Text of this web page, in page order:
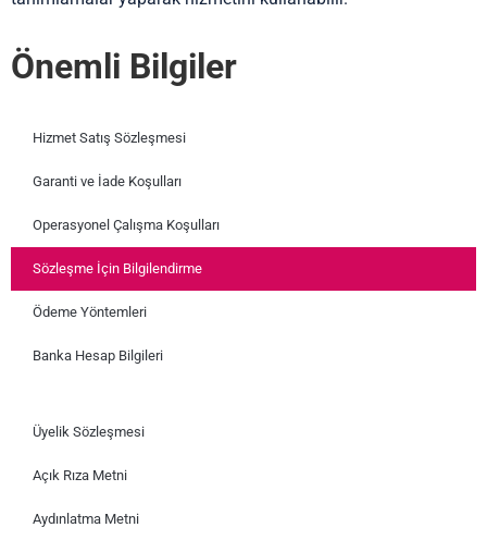
Önemli Bilgiler
Hizmet Satış Sözleşmesi
Garanti ve İade Koşulları
Operasyonel Çalışma Koşulları
Sözleşme İçin Bilgilendirme
Ödeme Yöntemleri
Banka Hesap Bilgileri
Üyelik Sözleşmesi
Açık Rıza Metni
Aydınlatma Metni